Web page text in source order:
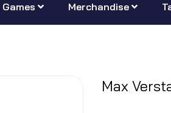
Games Merchandise
Max